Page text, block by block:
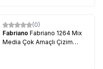
(0)
Fabriano Fabriano 1264 Mix
Media Çok Amaçlı Çizim